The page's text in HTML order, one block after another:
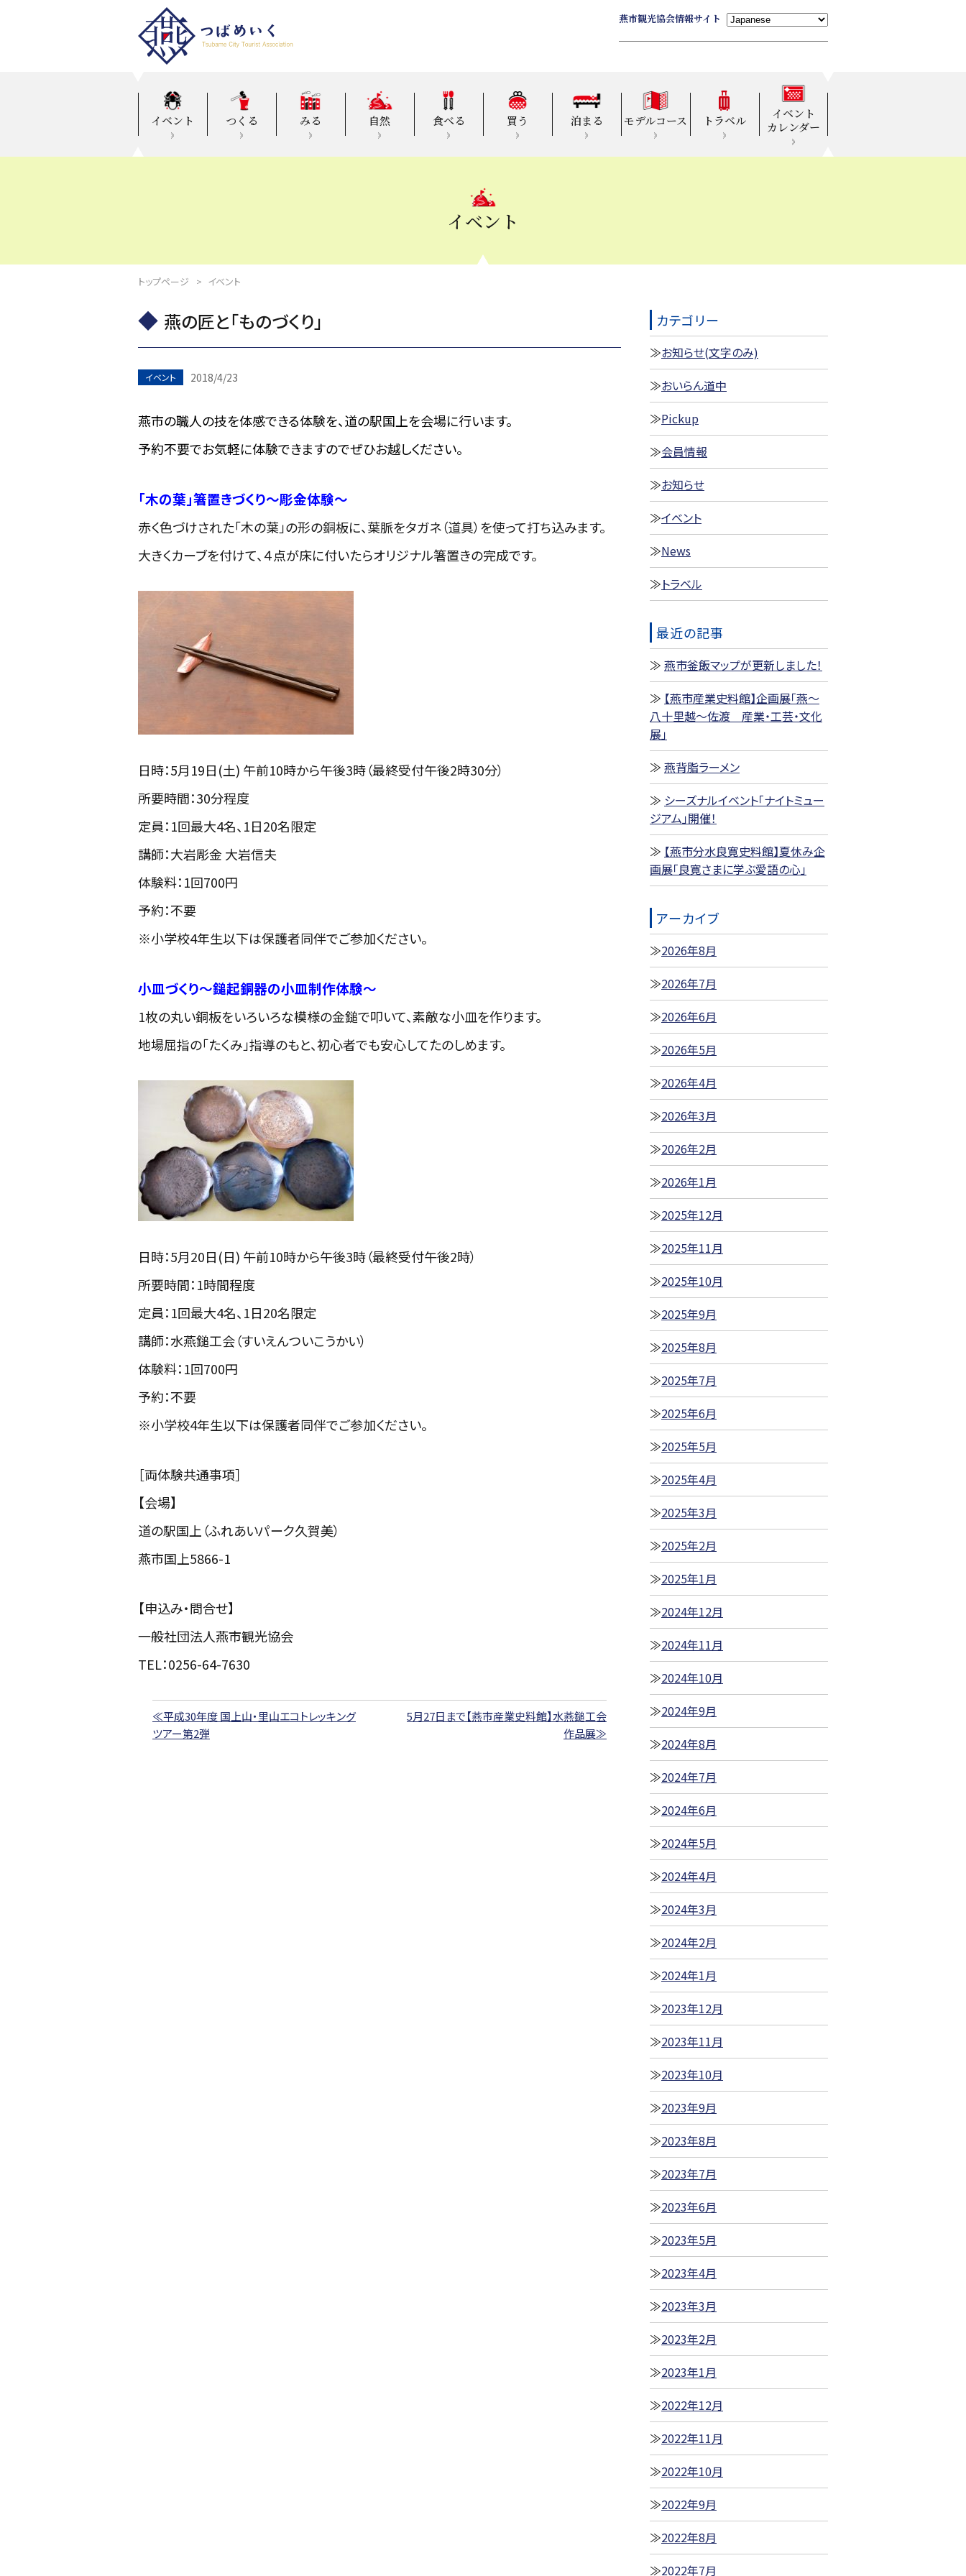
燕市観光協会情報サイト
イベント つくる みる 自然 食べる 買う 泊まる モデルコース トラベル
イベント
カレンダー
イベント
トップページ イベント
燕の匠と「ものづくり」
イベント 2018/4/23
燕市の職人の技を体感できる体験を、道の駅国上を会場に行います。
予約不要でお気軽に体験できますのでぜひお越しください。
「木の葉」箸置きづくり～彫金体験～
赤く色づけされた「木の葉」の形の銅板に、葉脈をタガネ（道具）を使って打ち込みます。
大きくカーブを付けて、４点が床に付いたらオリジナル箸置きの完成です。
日時：5月19日(土) 午前10時から午後3時（最終受付午後2時30分）
所要時間：30分程度
定員：1回最大4名、1日20名限定
講師：大岩彫金 大岩信夫
体験料：1回700円
予約：不要
※小学校4年生以下は保護者同伴でご参加ください。
小皿づくり～鎚起銅器の小皿制作体験～
1枚の丸い銅板をいろいろな模様の金鎚で叩いて、素敵な小皿を作ります。
地場屈指の「たくみ」指導のもと、初心者でも安心してたのしめます。
日時：5月20日(日) 午前10時から午後3時（最終受付午後2時）
所要時間：1時間程度
定員：1回最大4名、1日20名限定
講師：水燕鎚工会（すいえんついこうかい）
体験料：1回700円
予約：不要
※小学校4年生以下は保護者同伴でご参加ください。
［両体験共通事項］
【会場】
道の駅国上（ふれあいパーク久賀美）
燕市国上5866-1
【申込み・問合せ】
一般社団法人燕市観光協会
TEL：0256-64-7630
≪平成30年度 国上山・里山エコトレッキング
ツアー第2弾
5月27日まで【燕市産業史料館】水燕鎚工会
作品展≫
カテゴリー
お知らせ(文字のみ)
おいらん道中
Pickup
会員情報
お知らせ
イベント
News
トラベル
最近の記事
燕市釜飯マップが更新しました！
【燕市産業史料館】企画展「燕～
八十里越～佐渡 産業・工芸・文化
展」
燕背脂ラーメン
シーズナルイベント「ナイトミュー
ジアム」開催！
【燕市分水良寛史料館】夏休み企
画展「良寛さまに学ぶ愛語の心」
アーカイブ
2026年8月
2026年7月
2026年6月
2026年5月
2026年4月
2026年3月
2026年2月
2026年1月
2025年12月
2025年11月
2025年10月
2025年9月
2025年8月
2025年7月
2025年6月
2025年5月
2025年4月
2025年3月
2025年2月
2025年1月
2024年12月
2024年11月
2024年10月
2024年9月
2024年8月
2024年7月
2024年6月
2024年5月
2024年4月
2024年3月
2024年2月
2024年1月
2023年12月
2023年11月
2023年10月
2023年9月
2023年8月
2023年7月
2023年6月
2023年5月
2023年4月
2023年3月
2023年2月
2023年1月
2022年12月
2022年11月
2022年10月
2022年9月
2022年8月
2022年7月